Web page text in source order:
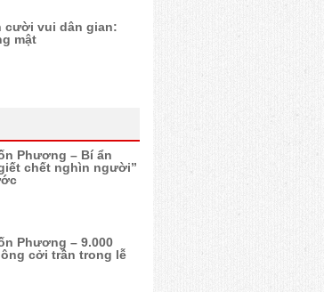
cười vui dân gian:
mật
Phương – Bí ẩn
chết nghìn người”
Phương – 9.000
cởi trần trong lễ